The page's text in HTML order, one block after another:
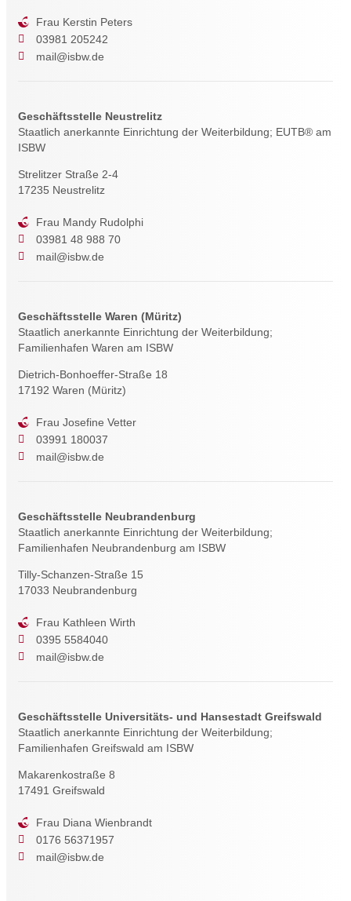
Frau Kerstin Peters
03981 205242
mail@isbw.de
Geschäftsstelle Neustrelitz
Staatlich anerkannte Einrichtung der Weiterbildung; EUTB® am
ISBW
Strelitzer Straße 2-4
17235 Neustrelitz
Frau Mandy Rudolphi
03981 48 988 70
mail@isbw.de
Geschäftsstelle Waren (Müritz)
Staatlich anerkannte Einrichtung der Weiterbildung;
Familienhafen Waren am ISBW
Dietrich-Bonhoeffer-Straße 18
17192 Waren (Müritz)
Frau Josefine Vetter
03991 180037
mail@isbw.de
Geschäftsstelle Neubrandenburg
Staatlich anerkannte Einrichtung der Weiterbildung;
Familienhafen Neubrandenburg am ISBW
Tilly-Schanzen-Straße 15
17033 Neubrandenburg
Frau Kathleen Wirth
0395 5584040
mail@isbw.de
Geschäftsstelle Universitäts- und Hansestadt Greifswald
Staatlich anerkannte Einrichtung der Weiterbildung;
Familienhafen Greifswald am ISBW
Makarenkostraße 8
17491 Greifswald
Frau Diana Wienbrandt
0176 56371957
mail@isbw.de